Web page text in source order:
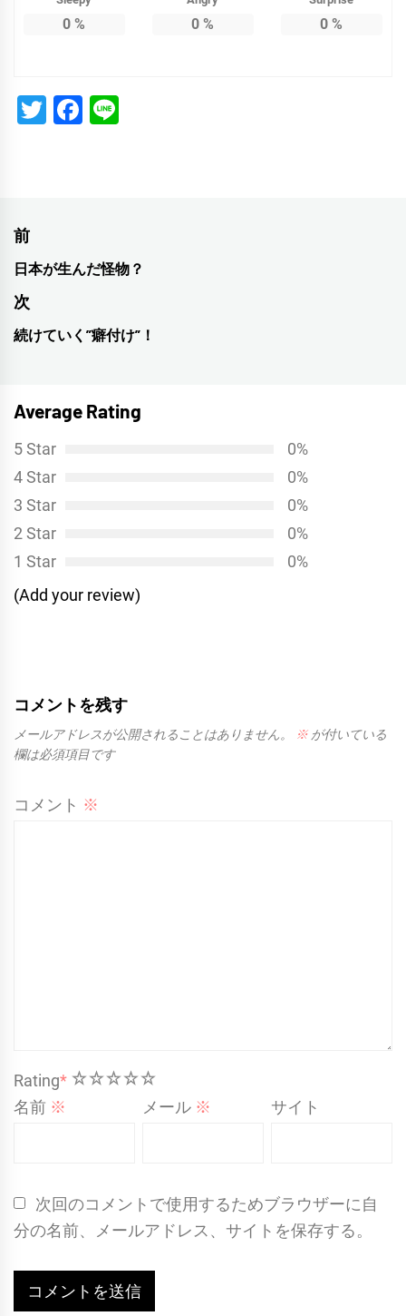
0 % 0 % 0 %
TwitterFacebook
投
稿
ナ
ビ
ー
ョ
ン
前
前
の
投
日本が生んだ怪物？
次
次
稿:
続けていく”癖付け”！
Average Rating
5 Star
0%
4 Star
0%
3 Star
0%
2 Star
0%
1 Star
0%
(Add your review)
コメントを残す
メールアドレスが公開されることはありません。 ※ が付いている
欄は必須項目です
コメント ※
Rating* 5
4
3
2
1
名前 ※ メール ※ サイト
次回のコメントで使用するためブラウザーに自
分の名前、メールアドレス、サイトを保存する。